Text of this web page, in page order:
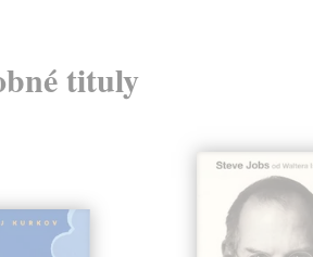
tituly